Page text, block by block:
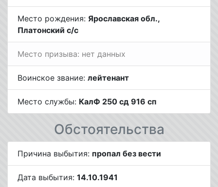
Место рождения: Ярославская обл.,
Платонский с/с
Место призыва: нет данных
Воинское звание: лейтенант
Место службы: КалФ 250 сд 916 сп
Обстоятельства
Причина выбытия: пропал без вести
Дата выбытия: 14.10.1941